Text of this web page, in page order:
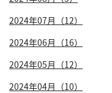
2024年07月（12）
2024年06月（16）
2024年05月（12）
2024年04月（10）